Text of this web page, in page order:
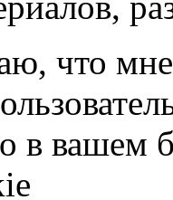
что
в вашем